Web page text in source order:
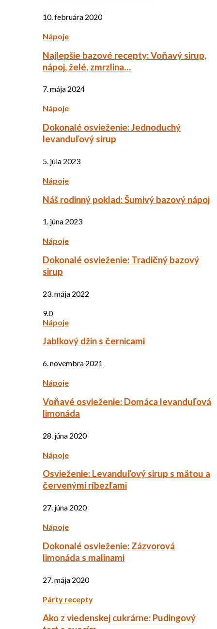
10. februára 2020
Nápoje
Najlepšie bazové recepty: Voňavý sirup,
nápoj, želé, zmrzlina…
7. mája 2024
Nápoje
Dokonalé osvieženie: Jednoduchý
levanduľový sirup
5. júla 2023
Nápoje
Náš rodinný poklad: Šumivý bazový nápoj
1. júna 2023
Nápoje
Dokonalé osvieženie: Tradičný bazový
sirup
23. mája 2022
9.0
Nápoje
Jablkový džin s černicami
6. novembra 2021
Nápoje
Voňavé osvieženie: Domáca levanduľová
limonáda
28. júna 2020
Nápoje
Osvieženie: Levanduľový sirup s mätou a
červenými ríbezľami
27. júna 2020
Nápoje
Dokonalé osvieženie: Zázvorová
limonáda s malinami
27. mája 2020
Párty recepty
Ako z viedenskej cukrárne: Pudingový